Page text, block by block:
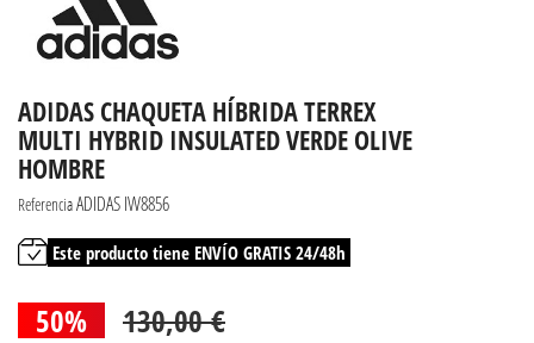
ADIDAS CHAQUETA HÍBRIDA TERREX
MULTI HYBRID INSULATED VERDE OLIVE
HOMBRE
ReferenciaADIDAS IW8856
Este producto tiene ENVÍO GRATIS 24/48h
50% 130,00 €